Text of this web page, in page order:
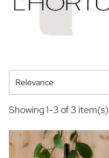
Relevance
Showing 1-3 of 3 item(s)